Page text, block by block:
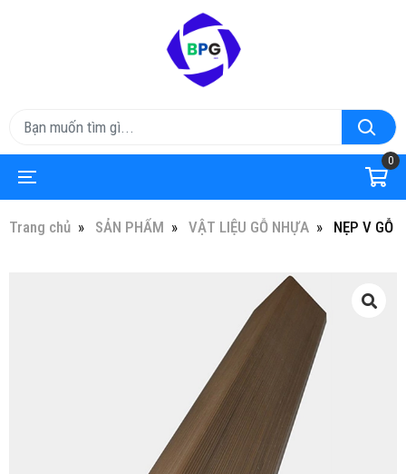
0
Trang chủ SẢN PHẨM VẬT LIỆU GỖ NHỰA NẸP V GỖ